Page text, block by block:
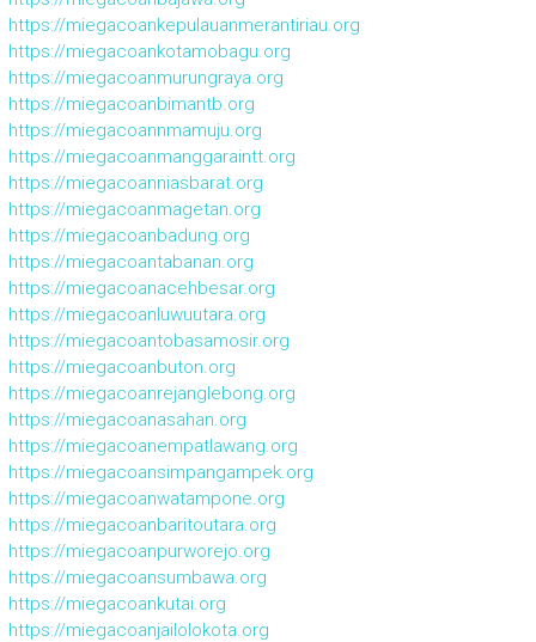
https://miegacoankepulauanmerantiriau.org
https://miegacoankotamobagu.org
https://miegacoanmurungraya.org
https://miegacoanbimantb.org
https://miegacoannmamuju.org
https://miegacoanmanggaraintt.org
https://miegacoanniasbarat.org
https://miegacoanmagetan.org
https://miegacoanbadung.org
https://miegacoantabanan.org
https://miegacoanacehbesar.org
https://miegacoanluwuutara.org
https://miegacoantobasamosir.org
https://miegacoanbuton.org
https://miegacoanrejanglebong.org
https://miegacoanasahan.org
https://miegacoanempatlawang.org
https://miegacoansimpangampek.org
https://miegacoanwatampone.org
https://miegacoanbaritoutara.org
https://miegacoanpurworejo.org
https://miegacoansumbawa.org
https://miegacoankutai.org
https://miegacoanjailolokota.org